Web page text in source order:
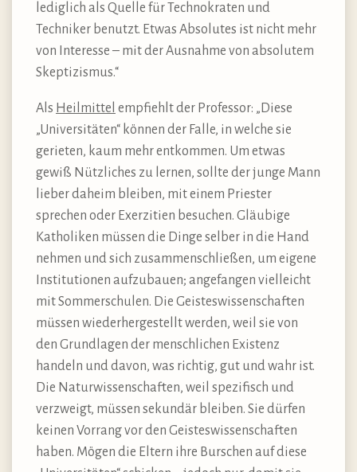
lediglich als Quelle für Technokraten und
Techniker benutzt. Etwas Absolutes ist nicht mehr
von Interesse – mit der Ausnahme von absolutem
Skeptizismus.“
Als Heilmittel empfiehlt der Professor: „Diese
„Universitäten“ können der Falle, in welche sie
gerieten, kaum mehr entkommen. Um etwas
gewiß Nützliches zu lernen, sollte der junge Mann
lieber daheim bleiben, mit einem Priester
sprechen oder Exerzitien besuchen. Gläubige
Katholiken müssen die Dinge selber in die Hand
nehmen und sich zusammenschließen, um eigene
Institutionen aufzubauen; angefangen vielleicht
mit Sommerschulen. Die Geisteswissenschaften
müssen wiederhergestellt werden, weil sie von
den Grundlagen der menschlichen Existenz
handeln und davon, was richtig, gut und wahr ist.
Die Naturwissenschaften, weil spezifisch und
verzweigt, müssen sekundär bleiben. Sie dürfen
keinen Vorrang vor den Geisteswissenschaften
haben. Mögen die Eltern ihre Burschen auf diese